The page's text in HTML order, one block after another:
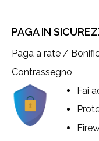
PAGA IN
Paga a rate /
Contrassegno
Fai